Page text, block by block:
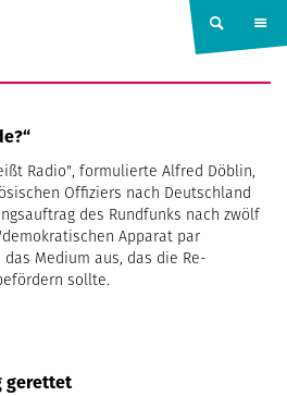
Radio", formulierte Alfred Döblin,
Offiziers nach Deutschland
des Rundfunks nach zwölf
Apparat par
Medium aus, das die Re-
sollte.
gerettet